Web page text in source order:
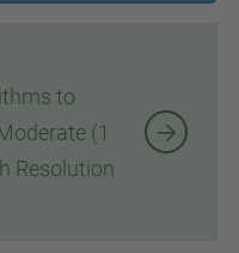
to
(1
Resolution